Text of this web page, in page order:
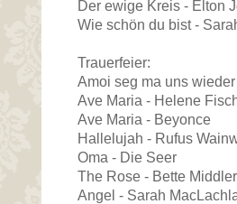
Der ewige Kreis - Elton
Wie schön du bist -
Trauerfeier:
Amoi seg ma uns
Ave Maria - Helene
Ave Maria - Beyonce
Hallelujah - Rufus
Oma - Die Seer
The Rose - Bette Middler
Angel - Sarah